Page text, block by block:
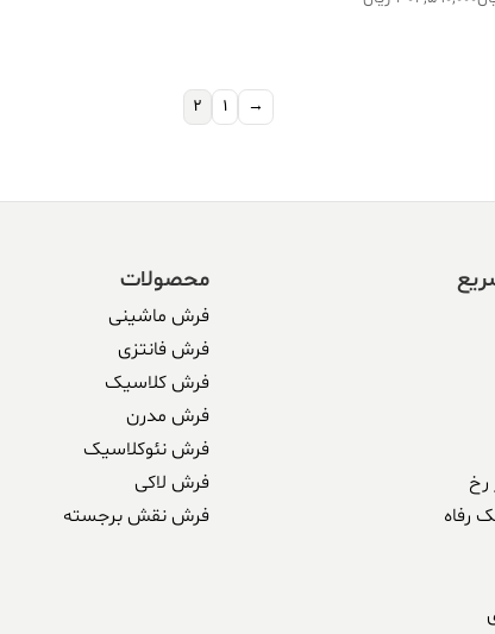
→
1
2
رفاه
محصولات
فرش ماشینی
فرش فانتزی
فرش کلاسیک
فرش مدرن
فرش نئوکلاسیک
فرش لاکی
فرش نقش برجسته